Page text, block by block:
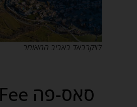
לויקרבאד באביב המאוחר
סאס-פה Saas-Fee